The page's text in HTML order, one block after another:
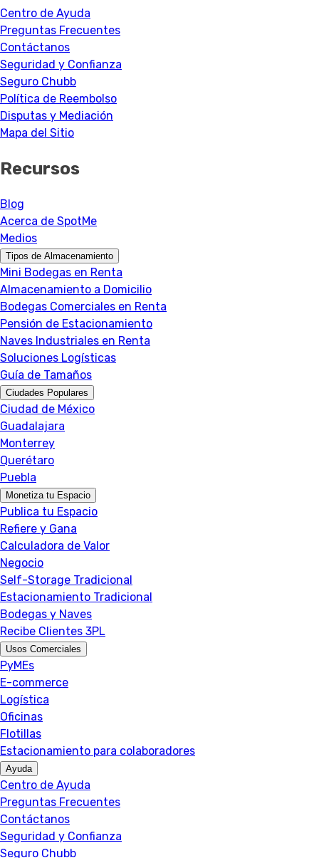
Centro de Ayuda
Preguntas Frecuentes
Contáctanos
Seguridad y Confianza
Seguro Chubb
Política de Reembolso
Disputas y Mediación
Mapa del Sitio
Recursos
Blog
Acerca de SpotMe
Medios
Tipos de Almacenamiento
Mini Bodegas en Renta
Almacenamiento a Domicilio
Bodegas Comerciales en Renta
Pensión de Estacionamiento
Naves Industriales en Renta
Soluciones Logísticas
Guía de Tamaños
Ciudades Populares
Ciudad de México
Guadalajara
Monterrey
Querétaro
Puebla
Monetiza tu Espacio
Publica tu Espacio
Refiere y Gana
Calculadora de Valor
Negocio
Self-Storage Tradicional
Estacionamiento Tradicional
Bodegas y Naves
Recibe Clientes 3PL
Usos Comerciales
PyMEs
E-commerce
Logística
Oficinas
Flotillas
Estacionamiento para colaboradores
Ayuda
Centro de Ayuda
Preguntas Frecuentes
Contáctanos
Seguridad y Confianza
Seguro Chubb